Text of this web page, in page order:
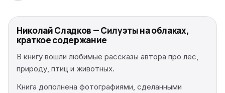
Николай Сладков — Силуэты на облаках,
краткое содержание
В книгу вошли любимые рассказы автора про лес,
природу, птиц и животных.
Книга дополнена фотографиями, сделанными